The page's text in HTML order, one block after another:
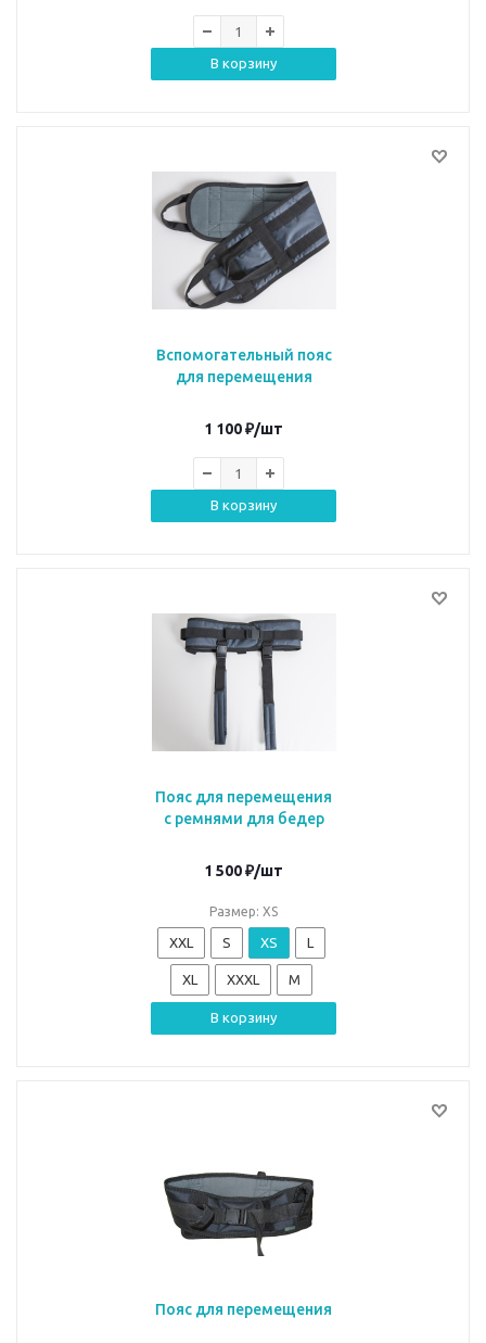
В корзину
Вспомогательный пояс
для перемещения
1 100₽/шт
В корзину
Пояс для перемещения
с ремнями для бедер
1 500₽/шт
Размер: XS
XXL S XS L
XL XXXL M
В корзину
Пояс для перемещения